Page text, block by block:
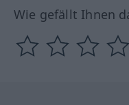
Wie gefällt Ihnen